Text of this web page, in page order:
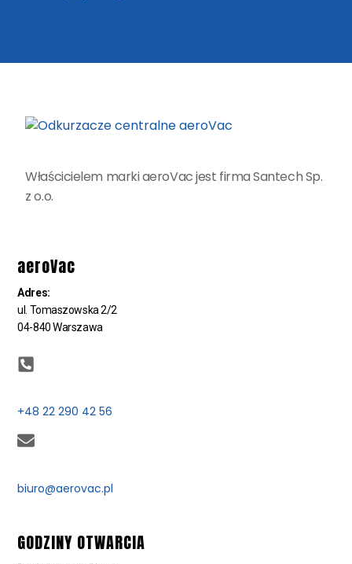
Właścicielem marki aeroVac jest firma Santech Sp.
z o.o.
aeroVac
Adres:
ul. Tomaszowska 2/2
04-840 Warszawa
+48 22 290 42 56
biuro@aerovac.pl
GODZINY OTWARCIA